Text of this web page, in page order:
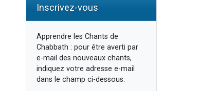
Inscrivez-vous
Apprendre les Chants de
Chabbath : pour être averti par
e-mail des nouveaux chants,
indiquez votre adresse e-mail
dans le champ ci-dessous.